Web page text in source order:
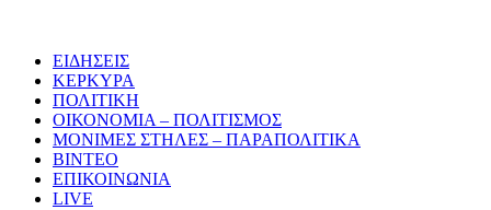
ΕΙΔΗΣΕΙΣ
ΚΕΡΚΥΡΑ
ΠΟΛΙΤΙΚΗ
ΟΙΚΟΝΟΜΙΑ – ΠΟΛΙΤΙΣΜΟΣ
ΜΟΝΙΜΕΣ ΣΤΗΛΕΣ – ΠΑΡΑΠΟΛΙΤΙΚΑ
ΒΙΝΤΕΟ
ΕΠΙΚΟΙΝΩΝΙΑ
LIVE